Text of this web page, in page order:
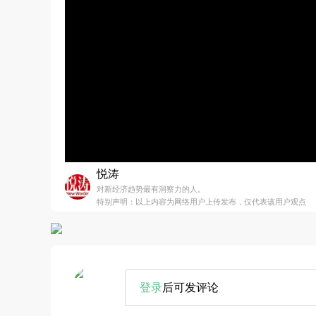
悦涛
对新经济趋势最有洞察力的人。
特别声明：以上内容为网络用户上传发布，仅代表该用户观点
登录后可发评论